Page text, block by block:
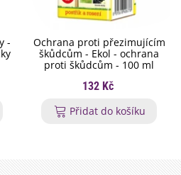
-
Ochrana proti přezimujícím
škůdcům - Ekol - ochrana
proti škůdcům - 100 ml
132 Kč
Přidat do košíku